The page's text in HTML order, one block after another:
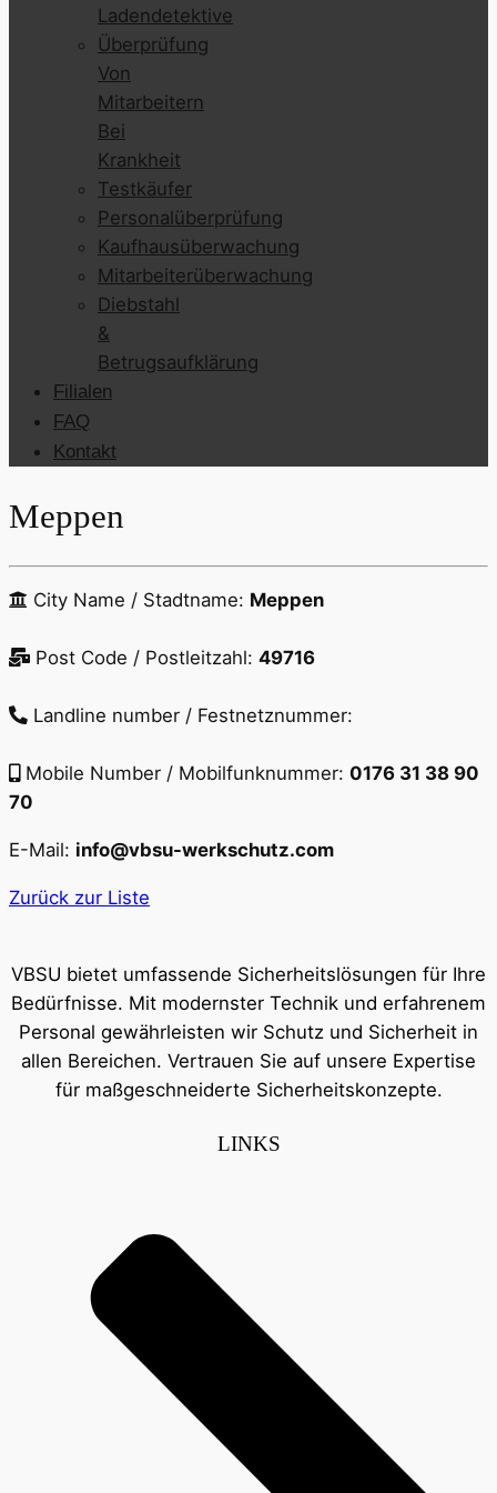
Ladendetektive
Überprüfung
Von
Mitarbeitern
Bei
Krankheit
Testkäufer
Personalüberprüfung
Kaufhausüberwachung
Mitarbeiterüberwachung
Diebstahl
&
Betrugsaufklärung
Filialen
FAQ
Kontakt
Meppen
City Name / Stadtname: Meppen
Post Code / Postleitzahl: 49716
Landline number / Festnetznummer:
Mobile Number / Mobilfunknummer: 0176 31 38 90
70
E-Mail: info@vbsu-werkschutz.com
Zurück zur Liste
VBSU bietet umfassende Sicherheitslösungen für Ihre
Bedürfnisse. Mit modernster Technik und erfahrenem
Personal gewährleisten wir Schutz und Sicherheit in
allen Bereichen. Vertrauen Sie auf unsere Expertise
für maßgeschneiderte Sicherheitskonzepte.
LINKS